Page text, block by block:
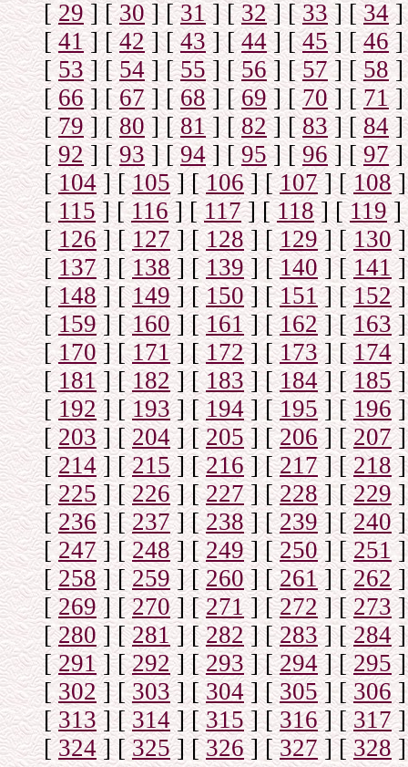
[29] [30] [31] [32] [33] [34]
[41] [42] [43] [44] [45] [46]
[53] [54] [55] [56] [57] [58]
[66] [67] [68] [69] [70] [71]
[79] [80] [81] [82] [83] [84]
[92] [93] [94] [95] [96] [97]
[104] [105] [106] [107] [108]
[ 115] [116] [117] [118] [119]
[126] [127] [128] [129] [130]
[137] [138] [139] [140] [ 141]
[148] [149] [150] [151] [152]
[159] [160] [161] [162] [163]
[170] [171] [172] [173] [174]
[181] [182] [183] [184] [185]
[192] [193] [194] [195] [ 196]
[203] [204] [205] [206] [207]
[214] [215] [216] [217] [218]
[225] [226] [227] [228] [229]
[236] [237] [238] [239] [240]
[247] [248] [249] [250] [251]
[258] [259] [ 260] [261] [262]
[269] [270] [271] [272] [273]
[280] [281] [282] [283] [284]
[291] [292] [293] [294] [295]
[302] [303] [304] [305] [306]
[313] [314] [315] [316] [317]
[324] [325] [326] [327] [ 328]